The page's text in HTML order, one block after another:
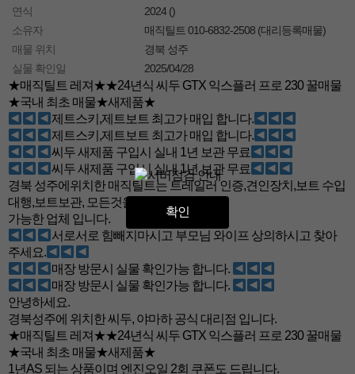
확인
연식
2024 ()
소유자
매직틸트 010-6832-2508 (대리등록매물)
매물 위치
경북 성주
실물 확인일
2025/04/28
★매직틸트 레져★★24년식 씨두 GTX 익스플러 프로 230 꿀매물
★국내 최초 매물★새제품★
제트스키,제트보트 최고가 매입 합니다.
제트스키,제트보트 최고가 매입 합니다.
씨두 새제품 구입시 실내 1년 보관 무료
씨두 새제품 구입시 실내 1년 보관 무료
경북 성주에위치한 매직틸트는 트레일러 인증,견인장치,보트 수입
대행,보트보관, 모든것을 한곳에서 모든게
가능한 업체 입니다.
서로서로 힘빼지마시고 부모님 와이프 상의하시고 찾아
주세요.
매장 방문시 실물 확인가능 합니다.
매장 방문시 실물 확인가능 합니다.
안녕하세요.
경북성주에 위치한 씨두, 야마하 공식 대리점 입니다.
★매직틸트 레져★★24년식 씨두 GTX 익스플러 프로 230 꿀매물
★국내 최초 매물★새제품★
1년AS 되는 상품이며 엔진오일 2회 쿠폰도 드립니다.